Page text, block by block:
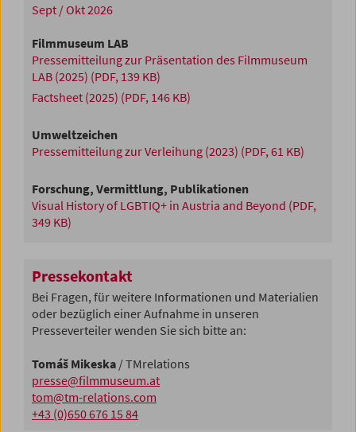
Sept / Okt 2026
Filmmuseum LAB
Pressemitteilung zur Präsentation des Filmmuseum
LAB (2025) (PDF, 139 KB)
Factsheet (2025) (PDF, 146 KB)
Umweltzeichen
Pressemitteilung zur Verleihung (2023) (PDF, 61 KB)
Forschung, Vermittlung, Publikationen
Visual History of LGBTIQ+ in Austria and Beyond (PDF,
349 KB)
Pressekontakt
Bei Fragen, für weitere Informationen und Materialien
oder bezüglich einer Aufnahme in unseren
Presseverteiler wenden Sie sich bitte an:
Tomáš Mikeska / TMrelations
presse@filmmuseum.at
tom@tm-relations.com
+43 (0)650 676 15 84